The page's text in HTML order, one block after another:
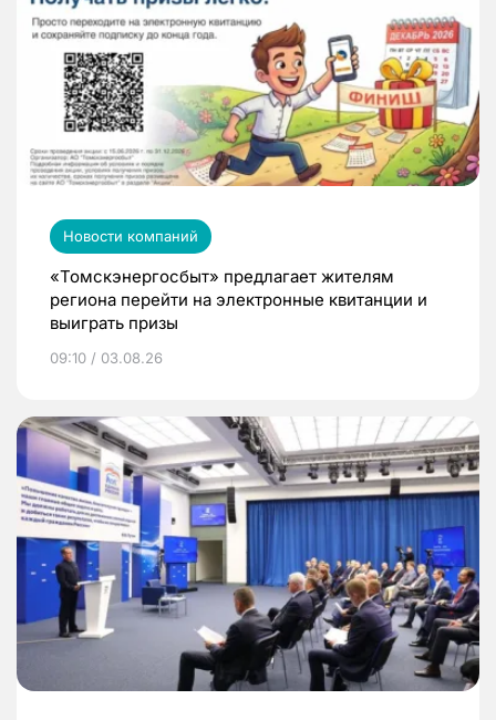
Новости компаний
«Томскэнергосбыт» предлагает жителям
региона перейти на электронные квитанции и
выиграть призы
09:10 / 03.08.26